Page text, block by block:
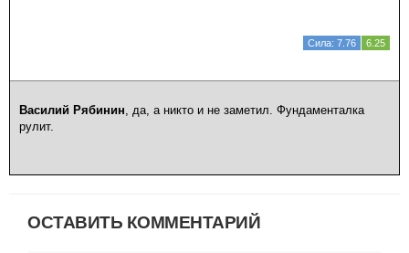
Сила: 7.76 6.25
Василий Рябинин, да, а никто и не заметил. Фундаменталка
рулит.
ОСТАВИТЬ КОММЕНТАРИЙ